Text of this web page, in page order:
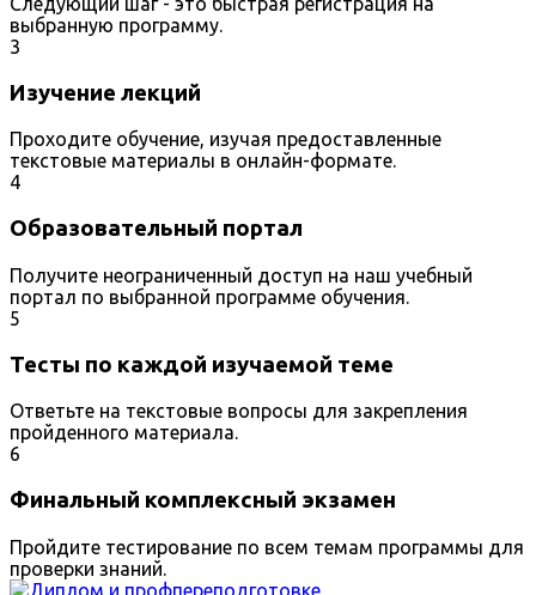
выбранную программу.
3
Изучение лекций
Проходите обучение, изучая предоставленные
текстовые материалы в онлайн-формате.
4
Образовательный портал
Получите неограниченный доступ на наш учебный
портал по выбранной программе обучения.
5
Тесты по каждой изучаемой теме
Ответьте на текстовые вопросы для закрепления
пройденного материала.
6
Финальный комплексный экзамен
Пройдите тестирование по всем темам программы для
проверки знаний.